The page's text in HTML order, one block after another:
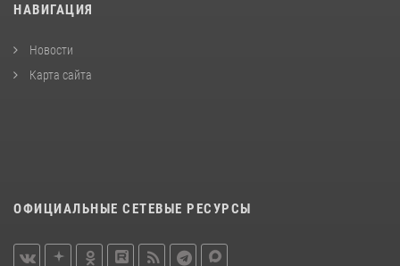
НАВИГАЦИЯ
Новости
Карта сайта
ОФИЦИАЛЬНЫЕ СЕТЕВЫЕ РЕСУРСЫ